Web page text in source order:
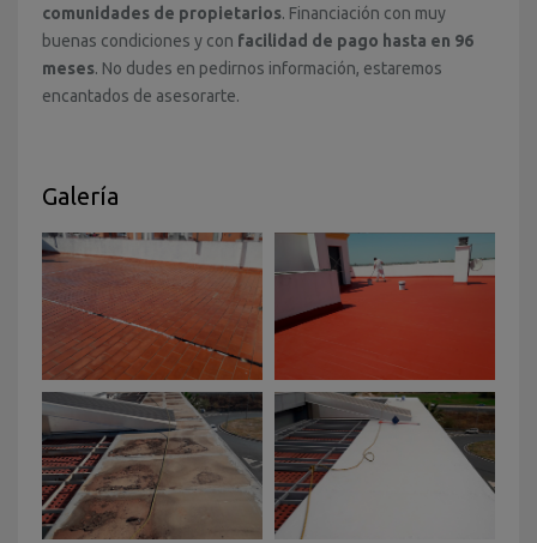
comunidades de propietarios. Financiación con muy
buenas condiciones y con facilidad de pago hasta en 96
meses. No dudes en pedirnos información, estaremos
encantados de asesorarte.
Galería